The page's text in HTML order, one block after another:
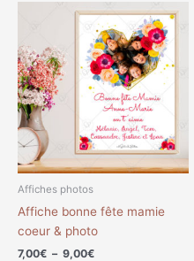
Affiches photos
Affiche bonne fête mamie
coeur & photo
7,00€ – 9,00€
Plage
de
prix :
7,00€
à
9,00€
Ce
produit
a
plusieurs
variations.
Les
options
peuvent
être
sur